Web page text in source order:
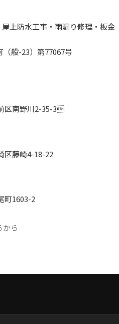
上防水工事・雨漏り修理・板金
般-23）第77067号
区南野川2-35-3
区藤崎4-18-22
町1603-2
ら